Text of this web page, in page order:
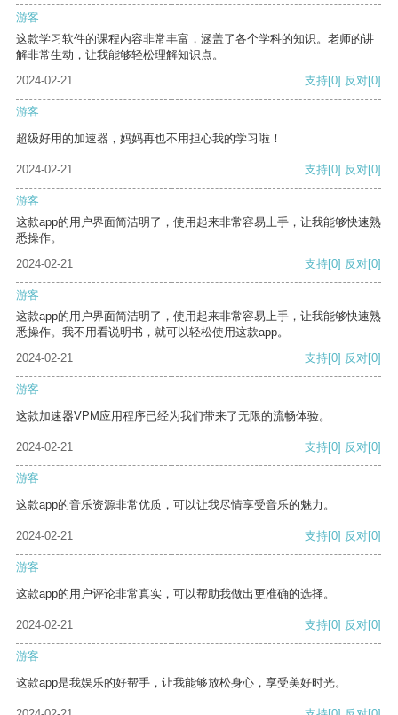
游客
这款学习软件的课程内容非常丰富，涵盖了各个学科的知识。老师的讲
解非常生动，让我能够轻松理解知识点。
2024-02-21
支持[0] 反对[0]
游客
超级好用的加速器，妈妈再也不用担心我的学习啦！
2024-02-21 支持[0] 反对[0]
游客
这款app的用户界面简洁明了，使用起来非常容易上手，让我能够快速熟
悉操作。
2024-02-21
支持[0] 反对[0]
游客
这款app的用户界面简洁明了，使用起来非常容易上手，让我能够快速熟
悉操作。我不用看说明书，就可以轻松使用这款app。
2024-02-21
支持[0] 反对[0]
游客
这款加速器VPM应用程序已经为我们带来了无限的流畅体验。
2024-02-21 支持[0] 反对[0]
游客
这款app的音乐资源非常优质，可以让我尽情享受音乐的魅力。
2024-02-21 支持[0] 反对[0]
游客
这款app的用户评论非常真实，可以帮助我做出更准确的选择。
2024-02-21 支持[0] 反对[0]
游客
这款app是我娱乐的好帮手，让我能够放松身心，享受美好时光。